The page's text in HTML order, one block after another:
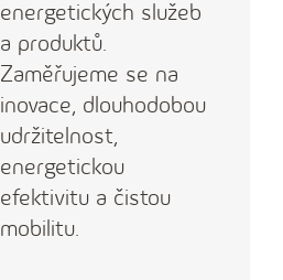
energetických služeb
a produktů.
Zaměřujeme se na
inovace, dlouhodobou
udržitelnost,
energetickou
efektivitu a čistou
mobilitu.